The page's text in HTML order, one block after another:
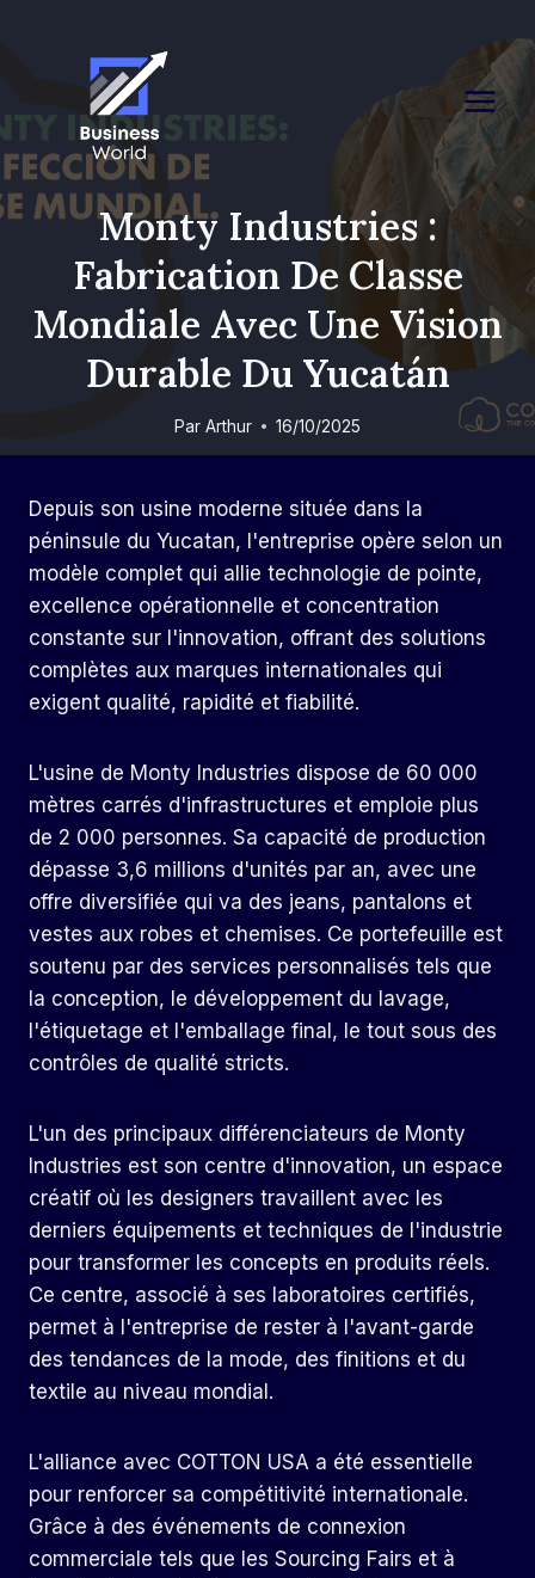
Monty Industries :
Fabrication De Classe
Mondiale Avec Une Vision
Durable Du Yucatán
Par Arthur 16/10/2025
Depuis son usine moderne située dans la
péninsule du Yucatan, l'entreprise opère selon un
modèle complet qui allie technologie de pointe,
excellence opérationnelle et concentration
constante sur l'innovation, offrant des solutions
complètes aux marques internationales qui
exigent qualité, rapidité et fiabilité.
L'usine de Monty Industries dispose de 60 000
mètres carrés d'infrastructures et emploie plus
de 2 000 personnes. Sa capacité de production
dépasse 3,6 millions d'unités par an, avec une
offre diversifiée qui va des jeans, pantalons et
vestes aux robes et chemises. Ce portefeuille est
soutenu par des services personnalisés tels que
la conception, le développement du lavage,
l'étiquetage et l'emballage final, le tout sous des
contrôles de qualité stricts.
L'un des principaux différenciateurs de Monty
Industries est son centre d'innovation, un espace
créatif où les designers travaillent avec les
derniers équipements et techniques de l'industrie
pour transformer les concepts en produits réels.
Ce centre, associé à ses laboratoires certifiés,
permet à l'entreprise de rester à l'avant-garde
des tendances de la mode, des finitions et du
textile au niveau mondial.
L'alliance avec COTTON USA a été essentielle
pour renforcer sa compétitivité internationale.
Grâce à des événements de connexion
commerciale tels que les Sourcing Fairs et à